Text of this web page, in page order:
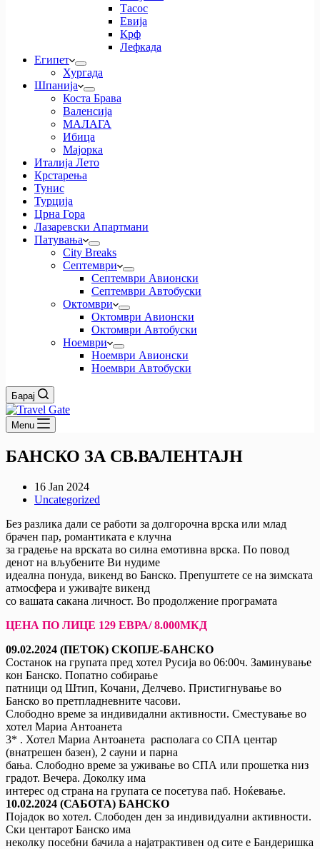
Тасос
Евија
Крф
Лефкада
Египет
Хургада
Шпанија
Коста Брава
Валенсија
МАЛАГА
Ибица
Мајорка
Италија Лето
Крстарења
Тунис
Турција
Црна Гора
Лазаревски Апартмани
Патувања
City Breaks
Септември
Септември Авионски
Септември Автобуски
Октомври
Октомври Авионски
Октомври Автобуски
Ноември
Ноември Авионски
Ноември Автобуски
Барај
Menu
БАНСКО ЗА СВ.ВАЛЕНТАЈН
16 Jan 2024
Uncategorized
Без разлика дали се работи за долгорочна врска или млад
брачен пар, романтиката е клучна
за градење на врската во силна емотивна врска. По повод
денот на вљубените Ви нудиме
идеална понуда, викенд во Банско. Препуштете се на зимската
атмосфера и уживајте викенд
со вашата сакана личност. Во продолжение програмата
ЦЕНА ПО ЛИЦЕ 129 ЕВРА/ 8.000МКД
09.02.2024 (ПЕТОК) СКОПЈЕ-БАНСКО
Состанок на групата пред хотел Русија во 06:00ч. Заминување
кон Банско. Попатно собирање
патници од Штип, Кочани, Делчево. Пристигнување во
Банско во претпладневните часови.
Слободно време за индивидални активности. Сместување во
хотел Мариа Антоанета
3* . Хотел Мариа Антоанета располага со СПА центар
(внатрешен базен), 2 сауни и парна
бања. Слободно време за уживање во СПА или прошетка низ
градот. Вечера. Доколку има
интерес од страна на групата се посетува паб. Ноќевање.
10.02.2024 (САБОТА) БАНСКО
Појадок во хотел. Слободен ден за индивидуални активности.
Ски центарот Банско има
неколку посебни бачила а најатрактивен од сите е Бандеришка